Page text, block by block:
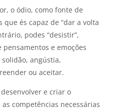
o ódio, como fonte de
és capaz de “dar a volta
podes “desistir”,
e emoções
angústia,
ou aceitar.
e criar o
competências necessárias